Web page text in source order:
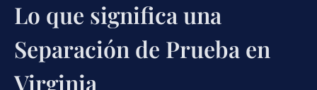
Lo que significa una
Separación de Prueba en
Virginia